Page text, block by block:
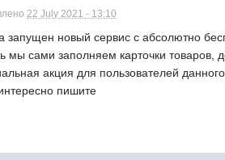
22 July 2021 - 13:10
запущен новый сервис с абсолютно
мы сами заполняем карточки товаров,
акция для пользователей
пишите